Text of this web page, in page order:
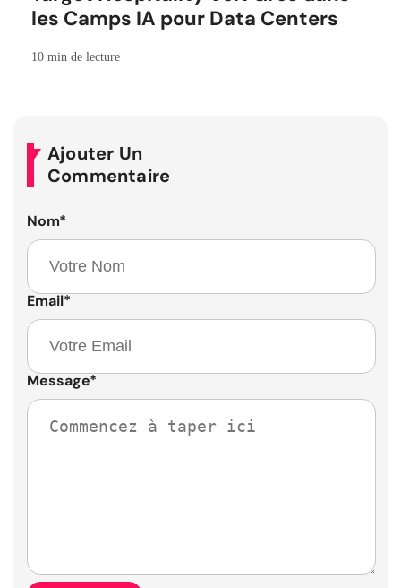
les Camps IA pour Data Centers
10 min de lecture
Ajouter Un
Commentaire
Nom*
Email*
Message*